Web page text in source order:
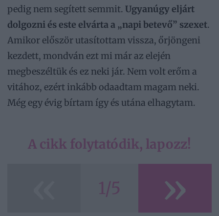
pedig nem segített semmit. Ugyanúgy eljárt
dolgozni és este elvárta a „napi betevő” szexet.
Amikor először utasítottam vissza, őrjöngeni
kezdett, mondván ezt mi már az elején
megbeszéltük és ez neki jár. Nem volt erőm a
vitához, ezért inkább odaadtam magam neki.
Még egy évig bírtam így és utána elhagytam.
A cikk folytatódik, lapozz!
1/5 »